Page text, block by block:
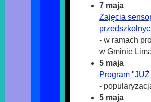
7 maja
Zajęcia
- w ramach
w Gminie
5 maja
Program
-
5 maja